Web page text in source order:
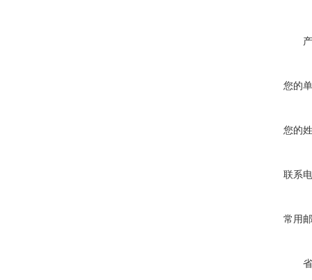
您的
您的
联系
常用